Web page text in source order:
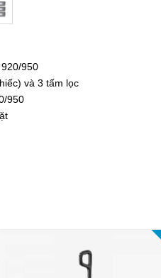
950
và 3 tấm lọc
950